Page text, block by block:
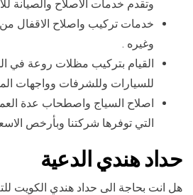
وتقدم خدمات الاصلاح والصيانة
خدمات تركيب واصلاح الاقفال من
وغيره .
القيام بتركيب مظلات روعة في
للسيارات وللشرفات وواجهات
اصلاح السياج واصطحاب عدة
التي توفرها شركتنا وبأرخص
حداد هندي الدعية
هل انت بحاجة الى حداد هندي الكويت